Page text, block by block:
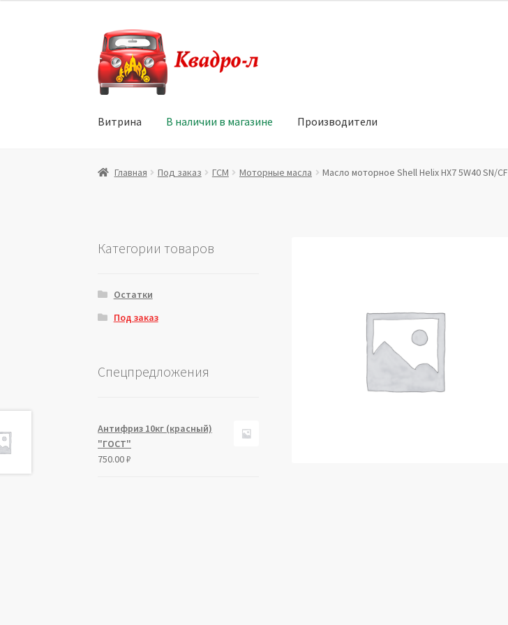
Перейти
к
навигации
Перейти
к
содержимому
Витрина В наличии в магазине Производители
Главная Витрина Мой аккаунт Политика в отношении обработки персональных
Главная Под заказ ГСМ Моторные масла Масло моторное Shell Helix HX7 5W40 SN/
Категории товаров
Остатки
Под заказ
Спецпредложения
Антифриз 10кг (красный)
"ГОСТ"
750.00₽